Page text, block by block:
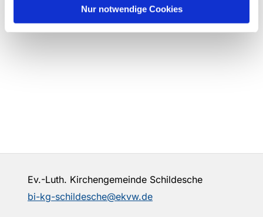
Nur notwendige Cookies
Ev.-Luth. Kirchengemeinde Schildesche
bi-kg-schildesche@ekvw.de